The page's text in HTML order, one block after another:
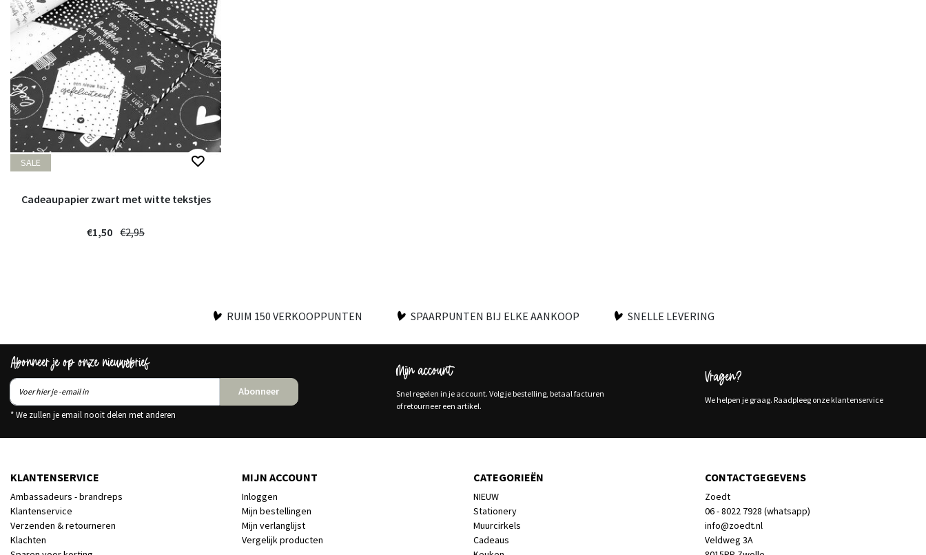
SALE
Cadeaupapier zwart met witte tekstjes
€1,50 €2,95
RUIM 150 VERKOOPPUNTEN SPAARPUNTEN BIJ ELKE AANKOOP SNELLE LEVERING
Abonneer je op onze nieuwsbrief
Abonneer
* We zullen je email nooit delen met anderen
Mijn account
Snel regelen in je account. Volg je bestelling, betaal facturen
of retourneer een artikel.
Vragen?
We helpen je graag. Raadpleeg onze klantenservice
KLANTENSERVICE
Ambassadeurs - brandreps
Klantenservice
Verzenden & retourneren
Klachten
MIJN ACCOUNT
Inloggen
Mijn bestellingen
Mijn verlanglijst
Vergelijk producten
CATEGORIEËN
NIEUW
Stationery
Muurcirkels
Cadeaus
CONTACTGEGEVENS
Zoedt
06 - 8022 7928 (whatsapp)
info@zoedt.nl
Veldweg 3A